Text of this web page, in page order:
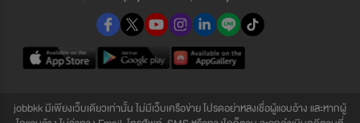
jobbkk มีเพียงเว็บเดียวเท่านั้น ไม่มีเว็บเครือข่าย โปรดอย่าหลงเชื่อผู้แอบอ้าง และหากผู้